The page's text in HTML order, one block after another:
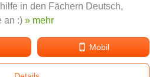
in den Fächern Deutsch,
an :) » mehr
Mobil